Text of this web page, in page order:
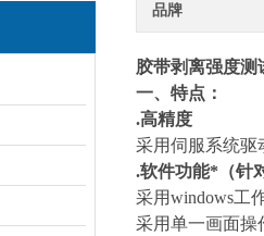
品牌
胶带剥离强度测
一、特点 ：
.高精度
采用伺服系统驱
.软件功能* （针
采用windows工
采用单一画面操